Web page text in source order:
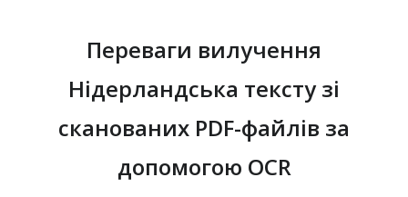
Переваги вилучення
Нідерландська тексту зі
сканованих PDF-файлів за
допомогою OCR